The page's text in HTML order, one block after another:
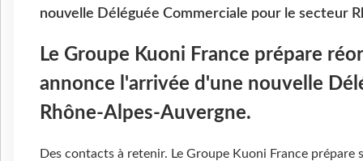
nouvelle Déléguée Commerciale pour le secteur
Le Groupe Kuoni France prépare
annonce l'arrivée d'une nouvelle
Rhône-Alpes-Auvergne.
Des contacts à retenir. Le Groupe Kuoni France